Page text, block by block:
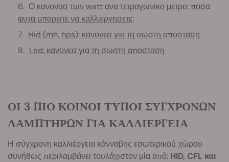
Ο κανονασ των watt ανα τετραγωνικο μετρο: ποσα
φυτα μπορειτε να καλλιεργησετε;
Hid (mh, hps): κανονεσ για τη σωστη αποσταση
Led: κανονεσ για τη σωστη αποσταση
ΟΙ 3 ΠΙΟ ΚΟΙΝΟΙ ΤΥΠΟΙ ΣΥΓΧΡΟΝΩΝ
ΛΑΜΠΤΗΡΩΝ ΓΙΑ ΚΑΛΛΙΕΡΓΕΙΑ
Η σύγχρονη καλλιέργεια κάνναβης εσωτερικού χώρου
συνήθως περιλαμβάνει τουλάχιστον μία από: HID, CFL και